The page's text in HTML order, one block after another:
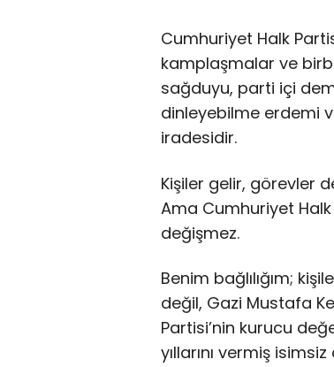
Cumhuriyet Halk
kamplaşmalar ve
sağduyu, parti içi
dinleyebilme erdemi
iradesidir.
Kişiler gelir, görevler
Ama Cumhuriyet
değişmez.
Benim bağlılığım;
değil, Gazi Mustafa
Partisi’nin kurucu
yıllarını vermiş